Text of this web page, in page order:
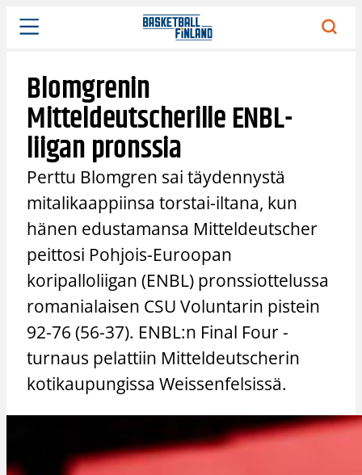
Siirry
sisältöön
Blomgrenin
Mitteldeutscherille ENBL-
liigan pronssia
Perttu Blomgren sai täydennystä
mitalikaappiinsa torstai-iltana, kun
hänen edustamansa Mitteldeutscher
peittosi Pohjois-Euroopan
koripalloliigan (ENBL) pronssiottelussa
romanialaisen CSU Voluntarin pistein
92-76 (56-37). ENBL:n Final Four -
turnaus pelattiin Mitteldeutscherin
kotikaupungissa Weissenfelsissä.